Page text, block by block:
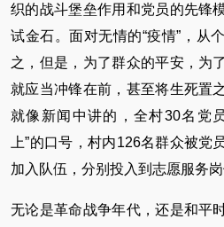
织的战斗堡垒作用和党员的先锋
试金石。面对无情的“疫情”，从
之，但是，为了群众的平安，为
就应当冲锋在前，甚至将生死置
就像新闻中讲的，全村30名党
上”的口号，村内126名群众被党
加入队伍，分别投入到志愿服务岗
无论是革命战争年代，还是和平